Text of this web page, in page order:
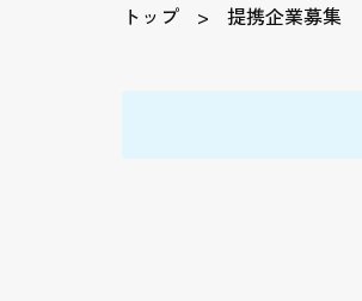
トップ 提携企業募集